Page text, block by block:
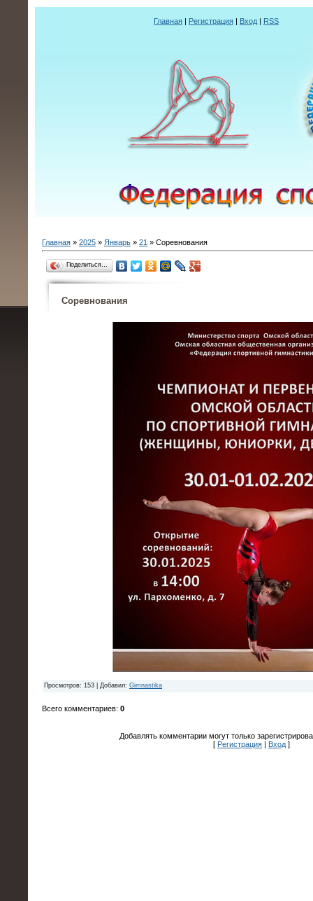
Главная | Регистрация | Вход | RSS
Главная » 2025 » Январь » 21 » Соревнования
Поделиться…
Соревнования
Просмотров: 153 | Добавил: Gimnastika
Всего комментариев: 0
Добавлять комментарии могут только
[ Регистрация | Вход ]